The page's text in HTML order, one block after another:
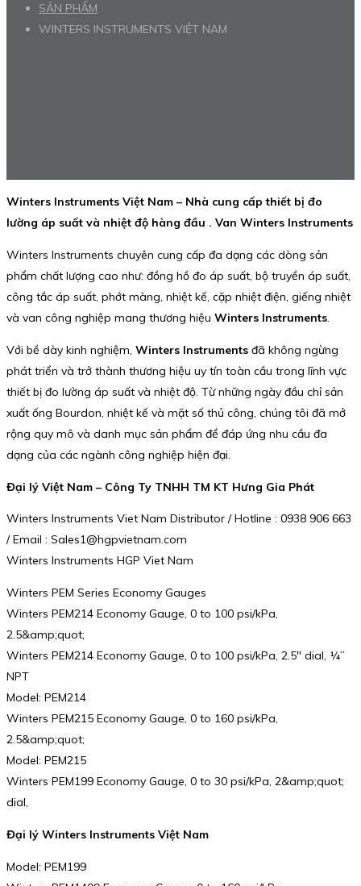
SẢN PHẨM
WINTERS INSTRUMENTS VIỆT NAM
Winters Instruments Việt Nam – Nhà cung cấp thiết bị đo
lường áp suất và nhiệt độ hàng đầu . Van Winters Instruments
Winters Instruments chuyên cung cấp đa dạng các dòng sản
phẩm chất lượng cao như: đồng hồ đo áp suất, bộ truyền áp suất,
công tắc áp suất, phớt màng, nhiệt kế, cặp nhiệt điện, giếng nhiệt
và van công nghiệp mang thương hiệu Winters Instruments.
Với bề dày kinh nghiệm, Winters Instruments đã không ngừng
phát triển và trở thành thương hiệu uy tín toàn cầu trong lĩnh vực
thiết bị đo lường áp suất và nhiệt độ. Từ những ngày đầu chỉ sản
xuất ống Bourdon, nhiệt kế và mặt số thủ công, chúng tôi đã mở
rộng quy mô và danh mục sản phẩm để đáp ứng nhu cầu đa
dạng của các ngành công nghiệp hiện đại.
Đại lý Việt Nam – Công Ty TNHH TM KT Hưng Gia Phát
Winters Instruments Viet Nam Distributor / Hotline : 0938 906 663
/ Email : Sales1@hgpvietnam.com
Winters Instruments HGP Viet Nam
Winters PEM Series Economy Gauges
Winters PEM214 Economy Gauge, 0 to 100 psi/kPa,
2.5&amp;quot;
Winters PEM214 Economy Gauge, 0 to 100 psi/kPa, 2.5″ dial, ¼”
NPT
Model: PEM214
Winters PEM215 Economy Gauge, 0 to 160 psi/kPa,
2.5&amp;quot;
Model: PEM215
Winters PEM199 Economy Gauge, 0 to 30 psi/kPa, 2&amp;quot;
dial,
Đại lý Winters Instruments Việt Nam
Model: PEM199